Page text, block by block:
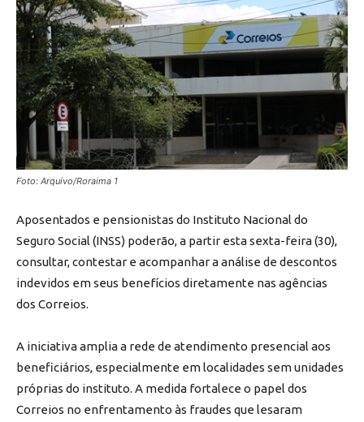
Foto: Arquivo/Roraima 1
Aposentados e pensionistas do Instituto Nacional do
Seguro Social (INSS) poderão, a partir esta sexta-feira (30),
consultar, contestar e acompanhar a análise de descontos
indevidos em seus benefícios diretamente nas agências
dos Correios.
A iniciativa amplia a rede de atendimento presencial aos
beneficiários, especialmente em localidades sem unidades
próprias do instituto. A medida fortalece o papel dos
Correios no enfrentamento às fraudes que lesaram